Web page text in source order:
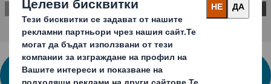
СВЪРЖЕТЕ СЕ С НАС ЗА ПОВЕЧЕ